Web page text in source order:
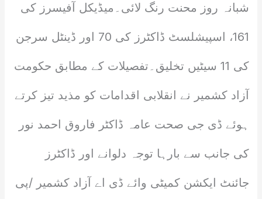
شبانہ روز محنت رنگ لائی۔میڈیکل آفیسرز کی
161، اسپیشلسٹ ڈاکٹرز کی 70 اور ڈینٹل سرجن
کی 11 سیٹیں تخلیق۔تفصیلات کے مطابق حکومت
آزاد کشمیر نے انقلابی اقدامات کو مذید تیز کرتے
ہوئے ڈی جی صحت عامہ ڈاکٹر فاروق احمد نور
کی جانب سے بارہا توجہ دلوانے اور ڈاکٹرز
جائنٹ ایکشن کمیٹی وائے ڈی اے آزاد کشمیر /پی